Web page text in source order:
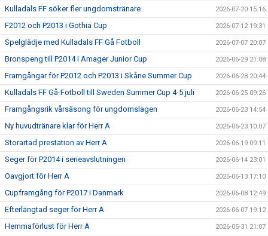
Kulladals FF söker fler ungdomstränare 2026-07-20 15:16
F2012 och P2013 i Gothia Cup 2026-07-12 19:31
Spelglädje med Kulladals FF Gå Fotboll 2026-07-07 20:07
Bronspeng till P2014 i Amager Junior Cup 2026-06-29 21:08
Framgångar för P2012 och P2013 i Skåne Summer Cup 2026-06-28 20:44
Kulladals FF Gå-Fotboll till Sweden Summer Cup 4-5 juli 2026-06-25 09:26
Framgångsrik vårsäsong för ungdomslagen 2026-06-23 14:54
Ny huvudtränare klar för Herr A 2026-06-23 10:07
Storartad prestation av Herr A 2026-06-19 09:11
Seger för P2014 i serieavslutningen 2026-06-14 23:01
Oavgjort för Herr A 2026-06-13 17:10
Cupframgång för P2017 i Danmark 2026-06-08 12:49
Efterlängtad seger för Herr A 2026-06-07 19:12
Hemmaförlust för Herr A 2026-05-31 21:07